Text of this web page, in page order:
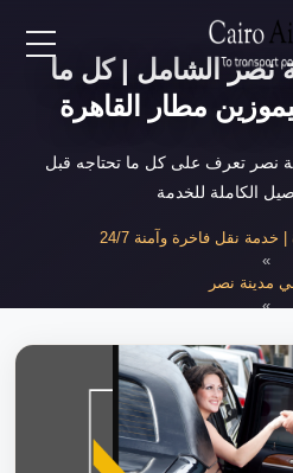
EN
المطار
نصر الشامل | كل ما
مطار القاهرة
تعرف على كل ما تحتاجه قبل
الكاملة للخدمة
نقل فاخرة وآمنة 24/7
مدينة نصر
»